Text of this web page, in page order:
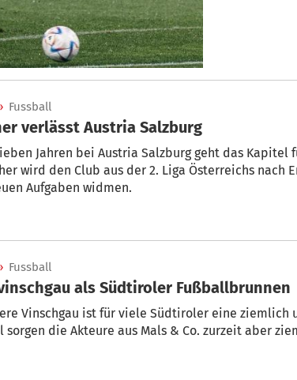
Fussball
verlässt Austria Salzburg
Jahren bei Austria Salzburg geht das Kapitel
wird den Club aus der 2. Liga Österreichs nach
Aufgaben widmen.
Fussball
als Südtiroler Fußballbrunnen
Vinschgau ist für viele Südtiroler eine ziemlich
sorgen die Akteure aus Mals & Co. zurzeit aber